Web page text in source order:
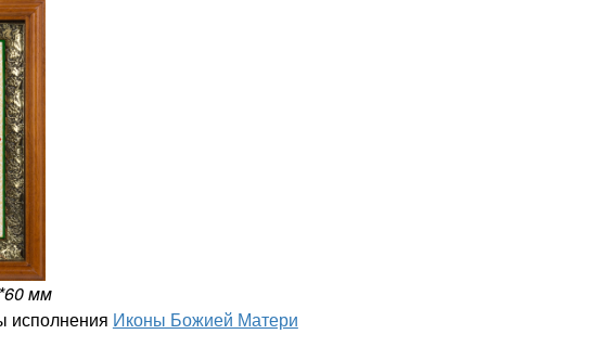
мм
исполнения Иконы Божией Матери